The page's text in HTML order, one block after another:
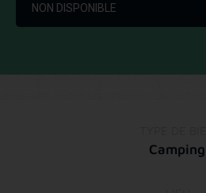
NON DISPONIBLE
Camping